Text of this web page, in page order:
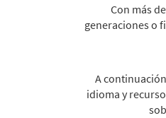
Con más
generaciones o
A
idioma y